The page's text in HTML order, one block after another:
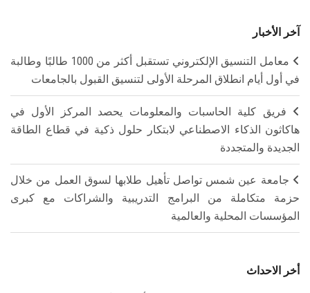
آخر الأخبار
معامل التنسيق الإلكتروني تستقبل أكثر من 1000 طالبًا وطالبة
في أول أيام انطلاق المرحلة الأولى لتنسيق القبول بالجامعات
فريق كلية الحاسبات والمعلومات يحصد المركز الأول في
هاكاثون الذكاء الاصطناعي لابتكار حلول ذكية في قطاع الطاقة
الجديدة والمتجددة
جامعة عين شمس تواصل تأهيل طلابها لسوق العمل من خلال
حزمة متكاملة من البرامج التدريبية والشراكات مع كبرى
المؤسسات المحلية والعالمية
أخر الاحداث